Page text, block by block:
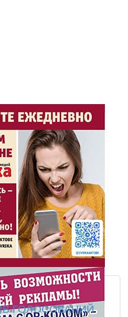
важная для зрителей ...
Скажем НЕТ
Жаңа әліпбиді бірге
Жаңа әліпбиді бірге
Латын әліпбиі -
Ты прекрасна! С
ГОЛОСОВАНИЙ